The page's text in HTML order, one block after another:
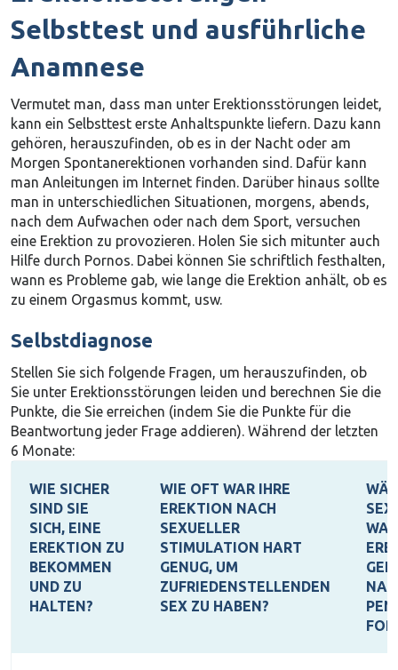
Selbsttest und ausführliche
Anamnese
Vermutet man, dass man unter Erektionsstörungen leidet,
kann ein Selbsttest erste Anhaltspunkte liefern. Dazu kann
gehören, herauszufinden, ob es in der Nacht oder am
Morgen Spontanerektionen vorhanden sind. Dafür kann
man Anleitungen im Internet finden. Darüber hinaus sollte
man in unterschiedlichen Situationen, morgens, abends,
nach dem Aufwachen oder nach dem Sport, versuchen
eine Erektion zu provozieren. Holen Sie sich mitunter auch
Hilfe durch Pornos. Dabei können Sie schriftlich festhalten,
wann es Probleme gab, wie lange die Erektion anhält, ob es
zu einem Orgasmus kommt, usw.
Selbstdiagnose
Stellen Sie sich folgende Fragen, um herauszufinden, ob
Sie unter Erektionsstörungen leiden und berechnen Sie die
Punkte, die Sie erreichen (indem Sie die Punkte für die
Beantwortung jeder Frage addieren). Während der letzten
6 Monate:
WIE SICHER
SIND SIE
SICH, EINE
EREKTION ZU
BEKOMMEN
UND ZU
HALTEN?
WIE OFT WAR IHRE
EREKTION NACH
SEXUELLER
STIMULATION HART
GENUG, UM
ZUFRIEDENSTELLENDEN
SEX ZU HABEN?